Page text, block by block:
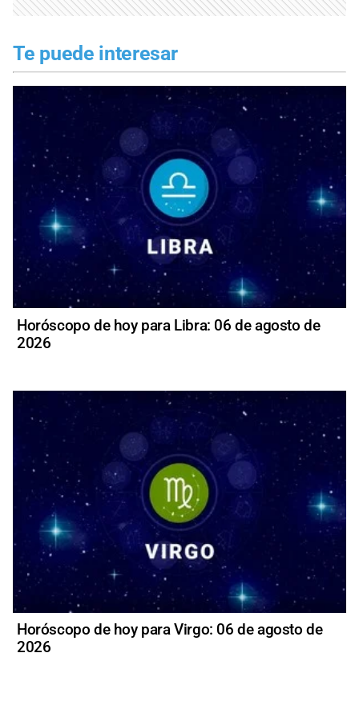
Te puede interesar
Horóscopo de hoy para Libra: 06 de agosto de
2026
Horóscopo de hoy para Virgo: 06 de agosto de
2026